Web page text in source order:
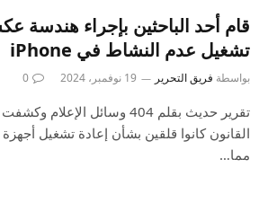
قام أحد الباحثين بإجراء هندسة
تشغيل عدم النشاط في iPhone
بواسطة فريق التحرير 19 نوفمبر، 2024 0
تقرير حديث بقلم 404 وسائل
مما…